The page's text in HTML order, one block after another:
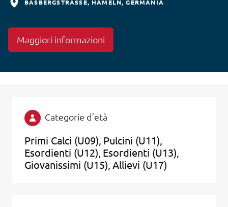
BASBERGSTRASSE
HAMELN GERMANIA
Maggiori informazioni
Categorie d’età
Primi Calci (U09) Pulcini (U11)
Esordienti (U12) Esordienti (U13)
Giovanissimi (U15) Allievi (U17)